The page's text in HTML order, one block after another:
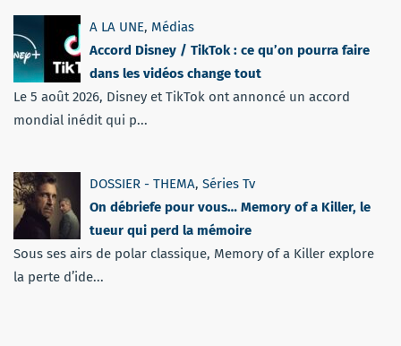
A LA UNE, Médias
Accord Disney / TikTok : ce qu’on pourra faire
dans les vidéos change tout
Le 5 août 2026, Disney et TikTok ont annoncé un accord
mondial inédit qui p...
DOSSIER - THEMA, Séries Tv
On débriefe pour vous… Memory of a Killer, le
tueur qui perd la mémoire
Sous ses airs de polar classique, Memory of a Killer explore
la perte d’ide...